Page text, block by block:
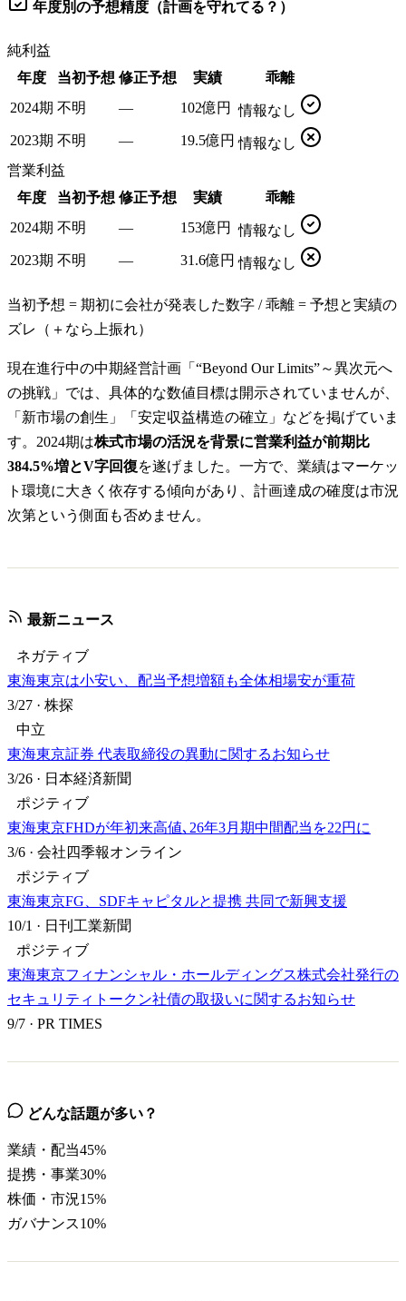
年度別の予想精度（計画を守れてる？）
純利益
年度
当初予想 修正予想 実績
乖離
2024期 不明 — 102億円
情報なし
2023期 不明 — 19.5億円 情報なし
営業利益
年度
当初予想 修正予想 実績
乖離
2024期 不明 — 153億円
情報なし
2023期 不明 — 31.6億円 情報なし
当初予想 = 期初に会社が発表した数字 / 乖離 = 予想と実績の
ズレ（＋なら上振れ）
現在進行中の中期経営計画「“Beyond Our Limits”～異次元へ
の挑戦」では、具体的な数値目標は開示されていませんが、
「新市場の創生」「安定収益構造の確立」などを掲げていま
す。2024期は株式市場の活況を背景に営業利益が前期比
384.5%増とV字回復を遂げました。一方で、業績はマーケッ
ト環境に大きく依存する傾向があり、計画達成の確度は市況
次第という側面も否めません。
最新ニュース
ネガティブ
東海東京は小安い、配当予想増額も全体相場安が重荷
3/27 · 株探
中立
東海東京証券 代表取締役の異動に関するお知らせ
3/26 · 日本経済新聞
ポジティブ
東海東京FHDが年初来高値､26年3月期中間配当を22円に
3/6 · 会社四季報オンライン
ポジティブ
東海東京FG、SDFキャピタルと提携 共同で新興支援
10/1 · 日刊工業新聞
ポジティブ
東海東京フィナンシャル・ホールディングス株式会社発行の
セキュリティトークン社債の取扱いに関するお知らせ
9/7 · PR TIMES
どんな話題が多い？
業績・配当45%
提携・事業30%
株価・市況15%
ガバナンス10%